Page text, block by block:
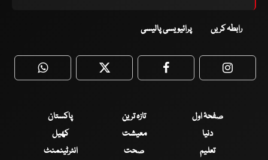
رابطہ کریں پرائیویسی پالیسی
WhatsApp Twitter Facebook
صفحۂ اول تازہ ترین
پاکستان
دنیا
معیشت
کھیل
تعلیم
صحت
انٹرٹینمنٹ